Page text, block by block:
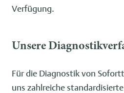
Verfügung.
Unsere
Für die Diagnostik von
uns zahlreiche